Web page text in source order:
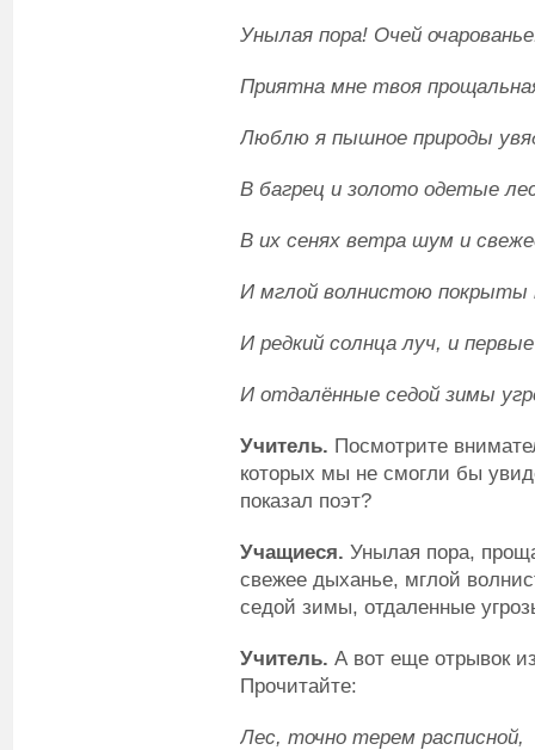
Унылая пора! Очей
Приятна мне твоя
Люблю я пышное природы
В багрец и золото одетые
В их сенях ветра шум и
И мглой волнистою покрыты
И редкий солнца луч, и
И отдалённые седой зимы
Учитель. Посмотрите
которых мы не смогли бы
показал поэт?
Учащиеся. Унылая пора,
свежее дыханье, мглой
седой зимы, отдаленные
Учитель. А вот еще отрывок
Прочитайте:
Лес, точно терем расписной,